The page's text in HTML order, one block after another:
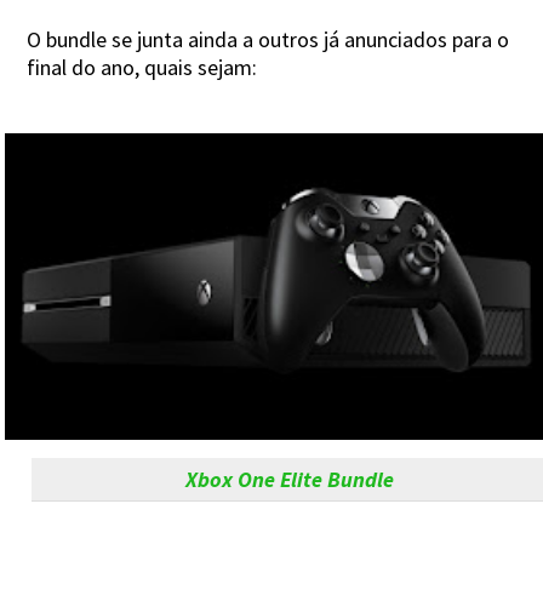
O bundle se junta ainda a outros já anunciados para o
final do ano, quais sejam:
Xbox One Elite Bundle